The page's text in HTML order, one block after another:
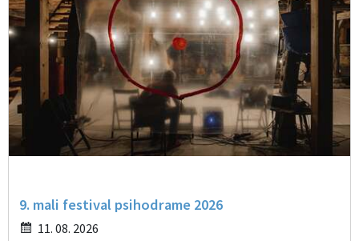
9. mali festival psihodrame 2026
11. 08. 2026